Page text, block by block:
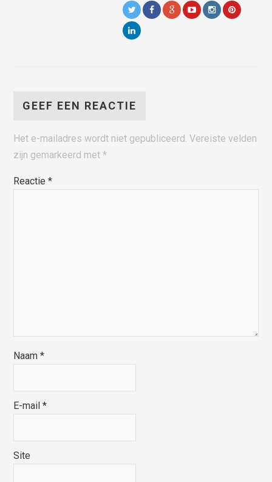
GEEF EEN REACTIE
Het e-mailadres wordt niet gepubliceerd. Vereiste velden
zijn gemarkeerd met*
Reactie*
Naam*
E-mail*
Site